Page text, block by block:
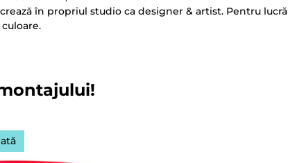
în propriul studio ca designer & artist. Pentru